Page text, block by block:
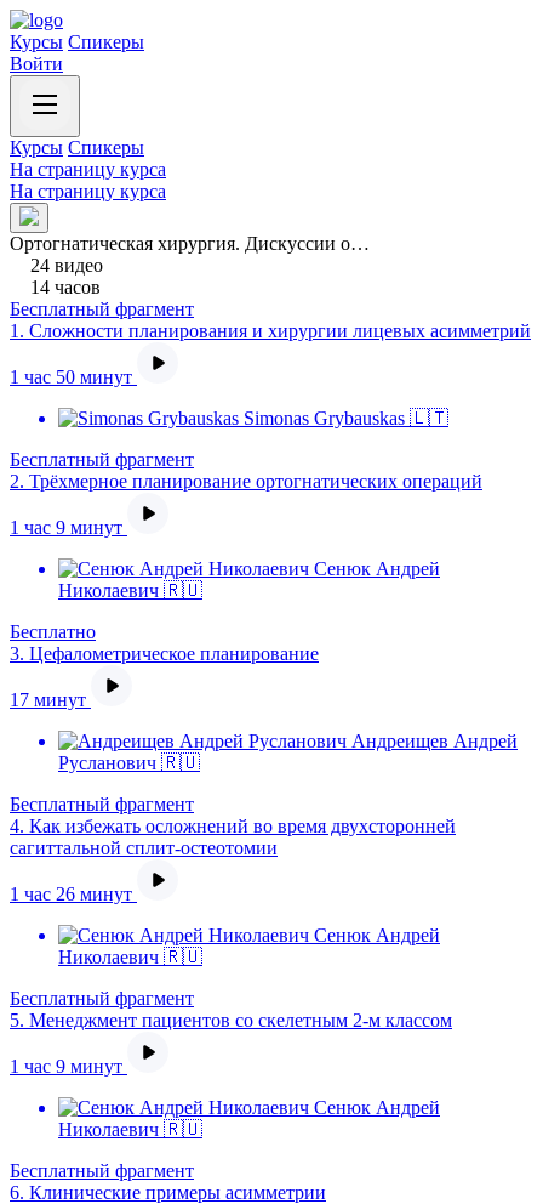
Курсы Спикеры
Войти
Курсы Спикеры
На страницу курса
На страницу курса
Ортогнатическая хирургия. Дискуссии о…
24 видео
14 часов
Бесплатный фрагмент
1. Сложности планирования и хирургии лицевых асимметрий
1 час 50 минут
Simonas Grybauskas 🇱🇹
Бесплатный фрагмент
2. Трёхмерное планирование ортогнатических операций
1 час 9 минут
Сенюк Андрей
Николаевич 🇷🇺
Бесплатно
3. Цефалометрическое планирование
17 минут
Андреищев Андрей
Русланович 🇷🇺
Бесплатный фрагмент
4. Как избежать осложнений во время двухсторонней
сагиттальной сплит-остеотомии
1 час 26 минут
Сенюк Андрей
Николаевич 🇷🇺
Бесплатный фрагмент
5. Менеджмент пациентов со скелетным 2-м классом
1 час 9 минут
Сенюк Андрей
Николаевич 🇷🇺
Бесплатный фрагмент
6. Клинические примеры асимметрии